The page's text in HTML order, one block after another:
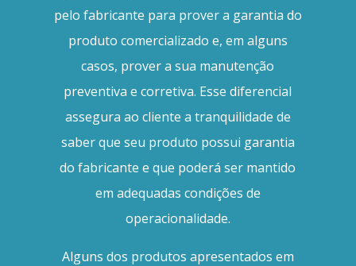
pelo fabricante para prover a garantia do
produto comercializado e, em alguns
casos, prover a sua manutenção
preventiva e corretiva. Esse diferencial
assegura ao cliente a tranquilidade de
saber que seu produto possui garantia
do fabricante e que poderá ser mantido
em adequadas condições de
operacionalidade.
Alguns dos produtos apresentados em